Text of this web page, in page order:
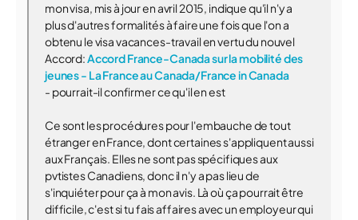
mon visa, mis à jour en avril 2015, indique qu'il n'y a
plus d'autres formalités à faire une fois que l'on a
obtenu le visa vacances-travail en vertu du nouvel
Accord:Accord France-Canada sur la mobilité des
jeunes - La France au Canada/France in Canada
- pourrait-il confirmer ce qu'il en est
Ce sont les procédures pour l'embauche de tout
étranger en France, dont certaines s'appliquent aussi
aux Français. Elles ne sont pas spécifiques aux
pvtistes Canadiens, donc il n'y a pas lieu de
s'inquiéter pour ça à mon avis. Là où ça pourrait être
difficile, c'est si tu fais affaires avec un employeur qui